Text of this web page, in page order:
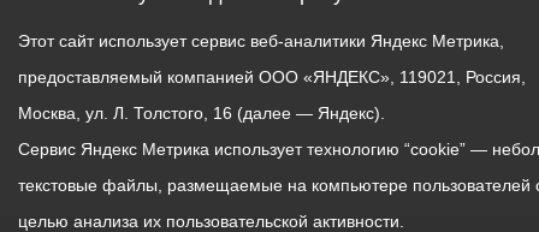
Этот сайт использует сервис веб-аналитики Яндекс Метрика,
предоставляемый компанией ООО «ЯНДЕКС», 119021, Россия,
Москва, ул. Л. Толстого, 16 (далее — Яндекс).
Сервис Яндекс Метрика использует технологию “cookie” —
текстовые файлы, размещаемые на компьютере пользователей
целью анализа их пользовательской активности.